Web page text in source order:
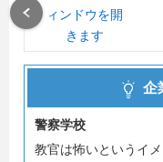
企
警察学校
教官は怖いというイ